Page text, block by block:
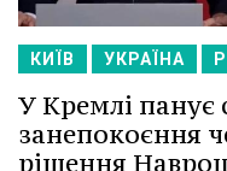
КИЇВ УКРАЇНА
У Кремлі панує
занепокоєння
рішення